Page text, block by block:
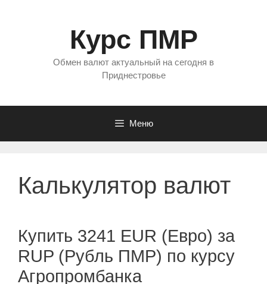
Курс ПМР
Обмен валют актуальный на сегодня в
Приднестровье
Меню
Калькулятор валют
Купить 3241 EUR (Евро) за
RUP (Рубль ПМР) по курсу
Агропромбанка